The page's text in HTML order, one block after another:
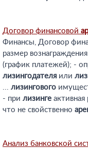
Договор финансовой
Финансы, Договор
размер вознаграждения
(график платежей); -
лизингодателя или
... лизингового
- при лизинге
что не свойственно
Анализ банковской